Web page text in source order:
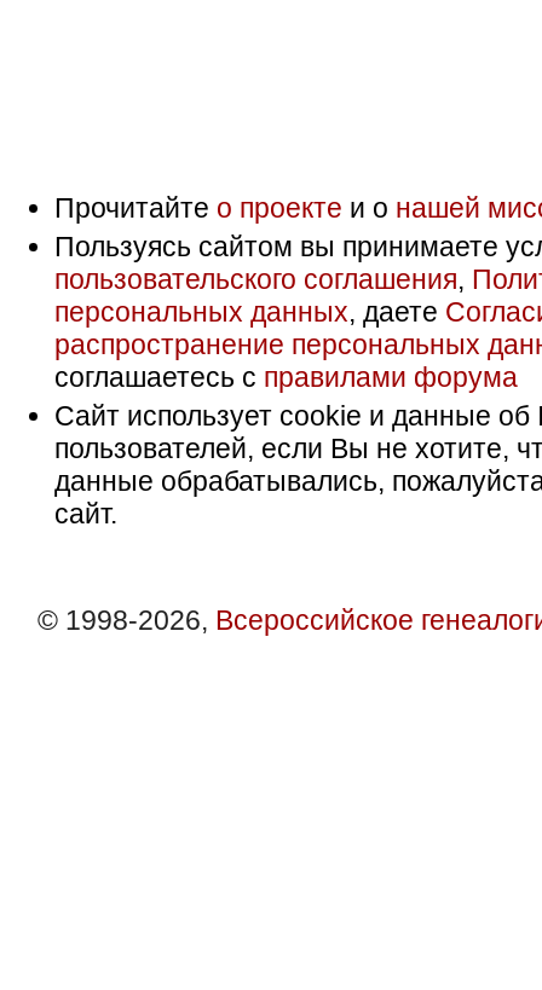
Прочитайте о проекте и о нашей
Пользуясь сайтом вы принимаете
пользовательского соглашения,
персональных данных, даете
распространение персональных
соглашаетесь с правилами форума
Сайт использует cookie и данные об
пользователей, если Вы не хотите,
данные обрабатывались,
сайт.
© 1998-2026, Всероссийское